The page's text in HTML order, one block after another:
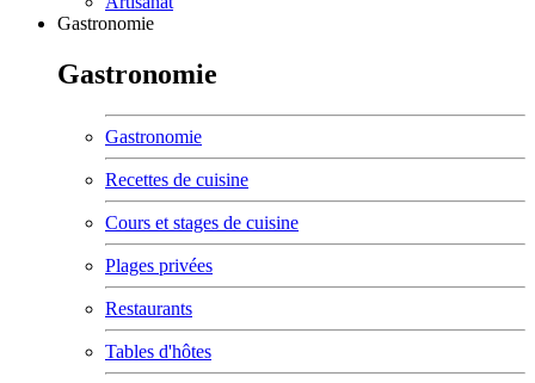
Gastronomie
Gastronomie
Gastronomie
Recettes de cuisine
Cours et stages de cuisine
Plages privées
Restaurants
Tables d'hôtes